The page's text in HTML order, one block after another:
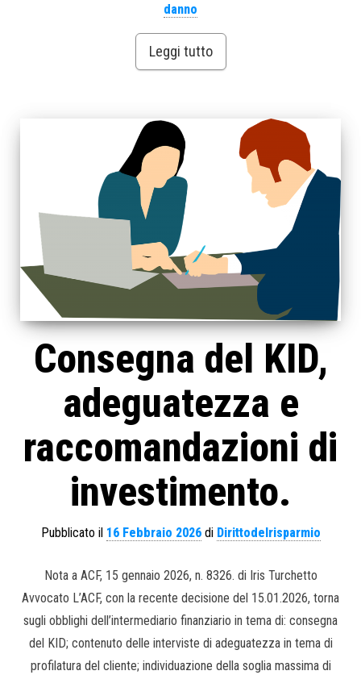
danno
Leggi tutto
Consegna del KID,
adeguatezza e
raccomandazioni di
investimento.
Pubblicato il 16 Febbraio 2026di Dirittodelrisparmio
Nota a ACF, 15 gennaio 2026, n. 8326. di Iris Turchetto
Avvocato L’ACF, con la recente decisione del 15.01.2026, torna
sugli obblighi dell’intermediario finanziario in tema di: consegna
del KID; contenuto delle interviste di adeguatezza in tema di
profilatura del cliente; individuazione della soglia massima di